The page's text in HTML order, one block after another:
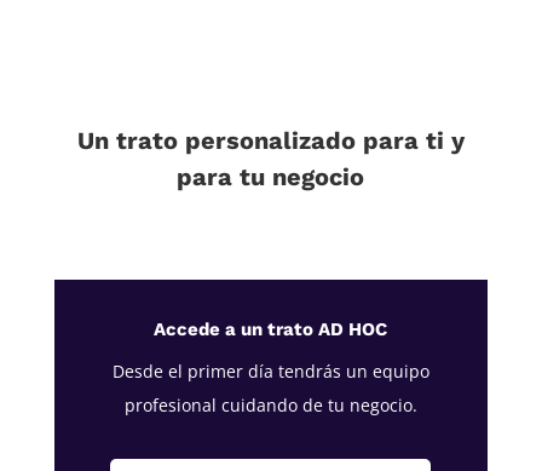
Un trato personalizado para ti y
para tu negocio
Accede a un trato AD HOC
Desde el primer día tendrás un equipo
profesional cuidando de tu negocio.